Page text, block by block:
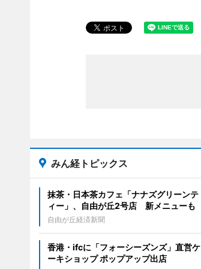
みん経トピックス
抹茶・日本茶カフェ「ナナズグリーンテ
ィー」、自由が丘2号店 新メニューも
自由が丘経済新聞
香港・ifcに「フォーシーズンズ」直営ケ
ーキショップ ポップアップ出店